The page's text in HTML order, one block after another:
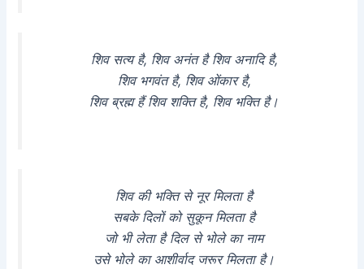
शिव सत्य है, शिव अनंत है शिव अनादि है,
शिव भगवंत है, शिव ओंकार है,
शिव ब्रह्म हैं शिव शक्ति है, शिव भक्ति है।
शिव की भक्ति से नूर मिलता है
सबके दिलों को सुकून मिलता है
जो भी लेता है दिल से भोले का नाम
उसे भोले का आशीर्वाद जरूर मिलता है।